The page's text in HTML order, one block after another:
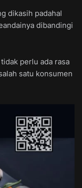
dikasih padahal
dibandingi
perlu ada rasa
satu konsumen